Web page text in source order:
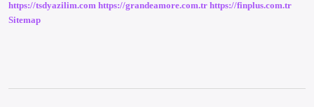
https://tsdyazilim.com https://grandeamore.com.tr https://finplus.com.tr
Sitemap